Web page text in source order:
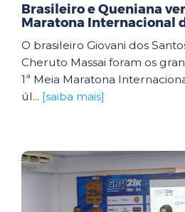
Brasileiro e Queniana
Maratona Internacional
O brasileiro Giovani dos
Cheruto Massai foram os
1ª Meia Maratona
úl... [saiba mais]